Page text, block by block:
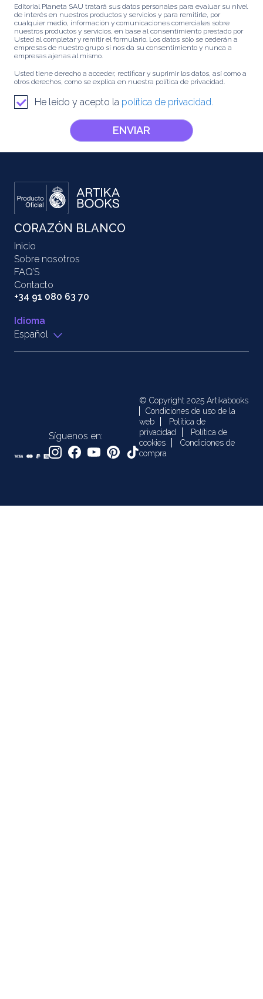
Editorial Planeta SAU tratará sus datos personales para evaluar su nivel
de interés en nuestros productos y servicios y para remitirle, por
cualquier medio, información y comunicaciones comerciales sobre
nuestros productos y servicios, en base al consentimiento prestado por
Usted al completar y remitir el formulario. Los datos sólo se cederán a
empresas de nuestro grupo si nos da su consentimiento y nunca a
empresas ajenas al mismo.
Usted tiene derecho a acceder, rectificar y suprimir los datos, así como a
otros derechos, como se explica en nuestra política de privacidad.
He leído y acepto la política de privacidad.
ENVIAR
CORAZÓN BLANCO
Inicio
Sobre nosotros
FAQ’S
Contacto
+34 91 080 63 70
Idioma
Español
Síguenos en:
© Copyright 2025 Artikabooks
Condiciones de uso de la
web
Política de
privacidad
Política de
cookies
Condiciones de
compra